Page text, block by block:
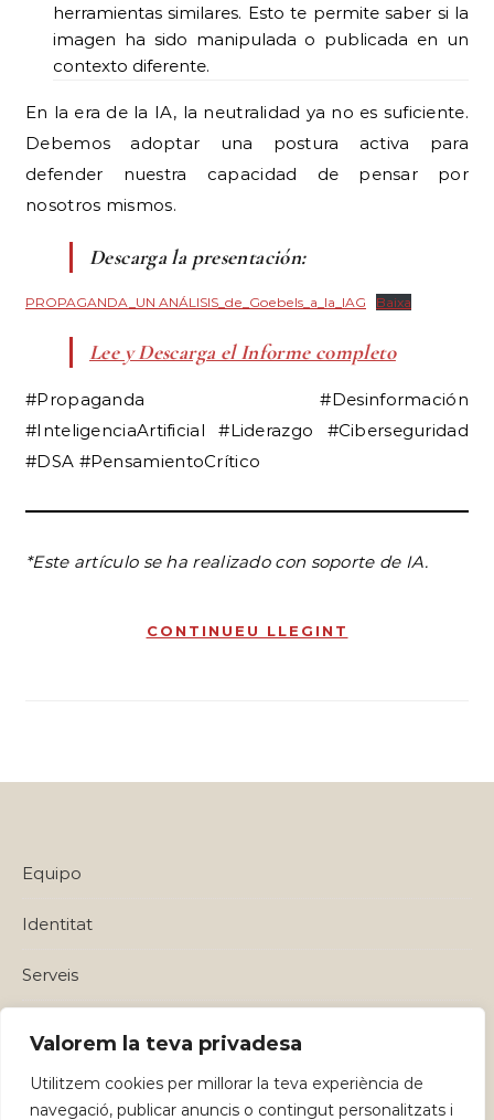
Valorem la teva privadesa
Utilitzem cookies per millorar la teva experiència de
navegació, publicar anuncis o contingut personalitzats i
herramientas similares. Esto te permite saber si la
imagen ha sido manipulada o publicada en un
contexto diferente.
En la era de la IA, la neutralidad ya no es suficiente.
Debemos adoptar una postura activa para
defender nuestra capacidad de pensar por
nosotros mismos.
Descarga la presentación:
PROPAGANDA_UN ANÁLISIS_de_Goebels_a_la_IAG Baixa
Lee y Descarga el Informe completo
#Propaganda #Desinformación
#InteligenciaArtificial #Liderazgo #Ciberseguridad
#DSA #PensamientoCrítico
*Este artículo se ha realizado con soporte de IA.
CONTINUEU LLEGINT
Equipo
Identitat
Serveis